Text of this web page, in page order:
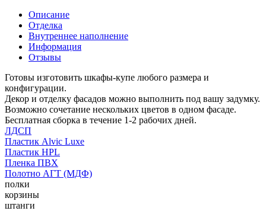
Описание
Отделка
Внутреннее наполнение
Информация
Отзывы
Готовы изготовить шкафы-купе любого размера и
конфигурации.
Декор и отделку фасадов можно выполнить под вашу задумку.
Возможно сочетание нескольких цветов в одном фасаде.
Бесплатная сборка в течение 1-2 рабочих дней.
ЛДСП
Пластик Alvic Luxe
Пластик HPL
Пленка ПВХ
Полотно АГТ (МДФ)
полки
корзины
штанги